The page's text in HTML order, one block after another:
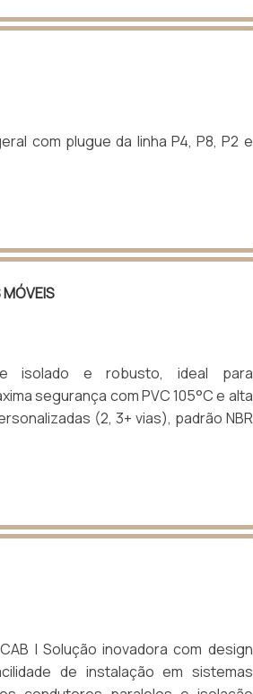
com plugue da linha P4, P8, P2 e
MÓVEIS
isolado e robusto, ideal para
segurança com PVC 105°C e alta
(2, 3+ vias), padrão NBR
| Solução inovadora com design
de instalação em sistemas